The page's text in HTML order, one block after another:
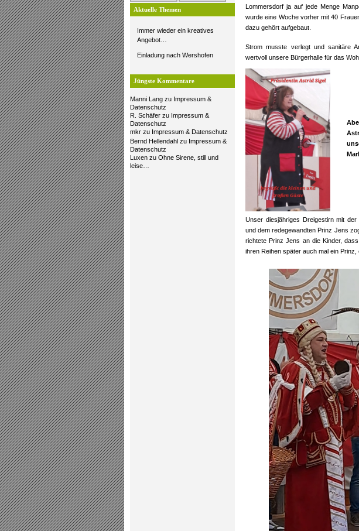
Aktuelle Themen
Immer wieder ein kreatives
Angebot…
Einladung nach Wershofen
Jüngste Kommentare
Manni Lang zu Impressum &
Datenschutz
R. Schäfer zu Impressum &
Datenschutz
mkr zu Impressum & Datenschutz
Bernd Hellendahl zu Impressum &
Datenschutz
Luxen zu Ohne Sirene, still und
leise…
Lommersdorf ja auf jede Menge
wurde eine Woche vorher mit 40
dazu gehört aufgebaut.
Strom musste verlegt und sanitäre
wertvoll unsere Bürgerhalle für das
Unser diesjähriges Dreigestirn mit
und dem redegewandten Prinz Jens
richtete Prinz Jens an die Kinder,
ihren Reihen später auch mal ein